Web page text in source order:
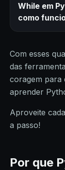
While em
como
Com esses
das
coragem
aprender
Aproveite
a passo!
Por que